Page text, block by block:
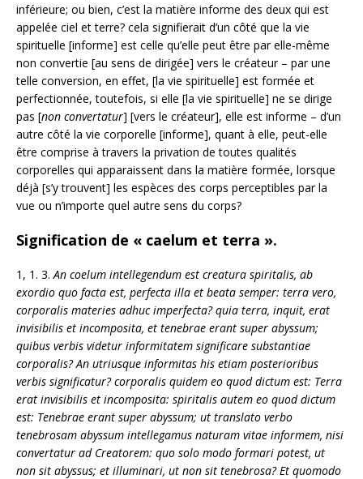
inférieure; ou bien, c’est la matière informe des deux qui est
appelée ciel et terre? cela signifierait d’un côté que la vie
spirituelle [informe] est celle qu’elle peut être par elle-même
non convertie [au sens de dirigée] vers le créateur – par une
telle conversion, en effet, [la vie spirituelle] est formée et
perfectionnée, toutefois, si elle [la vie spirituelle] ne se dirige
pas [non convertatur] [vers le créateur], elle est informe – d’un
autre côté la vie corporelle [informe], quant à elle, peut-elle
être comprise à travers la privation de toutes qualités
corporelles qui apparaissent dans la matière formée, lorsque
déjà [s’y trouvent] les espèces des corps perceptibles par la
vue ou n’importe quel autre sens du corps?
Signification de « caelum et terra ».
1, 1. 3.An coelum intellegendum est creatura spiritalis, ab
exordio quo facta est, perfecta illa et beata semper: terra vero,
corporalis materies adhuc imperfecta? quia terra, inquit, erat
invisibilis et incomposita, et tenebrae erant super abyssum;
quibus verbis videtur informitatem significare substantiae
corporalis? An utriusque informitas his etiam posterioribus
verbis significatur? corporalis quidem eo quod dictum est: Terra
erat invisibilis et incomposita: spiritalis autem eo quod dictum
est: Tenebrae erant super abyssum; ut translato verbo
tenebrosam abyssum intellegamus naturam vitae informem, nisi
convertatur ad Creatorem: quo solo modo formari potest, ut
non sit abyssus; et illuminari, ut non sit tenebrosa? Et quomodo